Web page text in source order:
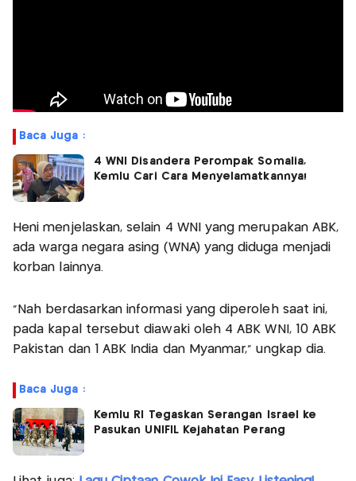
Baca Juga :
4 WNI Disandera Perompak Somalia,
Kemlu Cari Cara Menyelamatkannya!
Heni menjelaskan, selain 4 WNI yang merupakan ABK,
ada warga negara asing (WNA) yang diduga menjadi
korban lainnya.
"Nah berdasarkan informasi yang diperoleh saat ini,
pada kapal tersebut diawaki oleh 4 ABK WNI, 10 ABK
Pakistan dan 1 ABK India dan Myanmar," ungkap dia.
Baca Juga :
Kemlu RI Tegaskan Serangan Israel ke
Pasukan UNIFIL Kejahatan Perang